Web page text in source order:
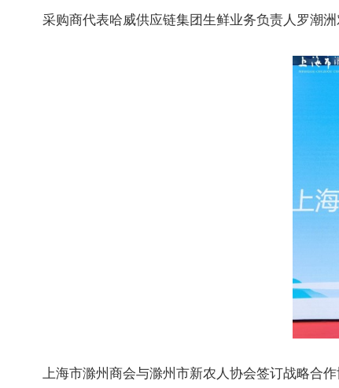
采购商代表哈威供应链集团生鲜业务负责人罗潮
上海市滁州商会与滁州市新农人协会签订战略合